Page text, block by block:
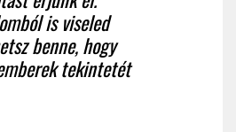
is viseled
benne, hogy
tekintetét